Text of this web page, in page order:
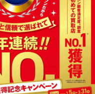
オートフ
052-400-
トラック
日砂賀東114
重
市店